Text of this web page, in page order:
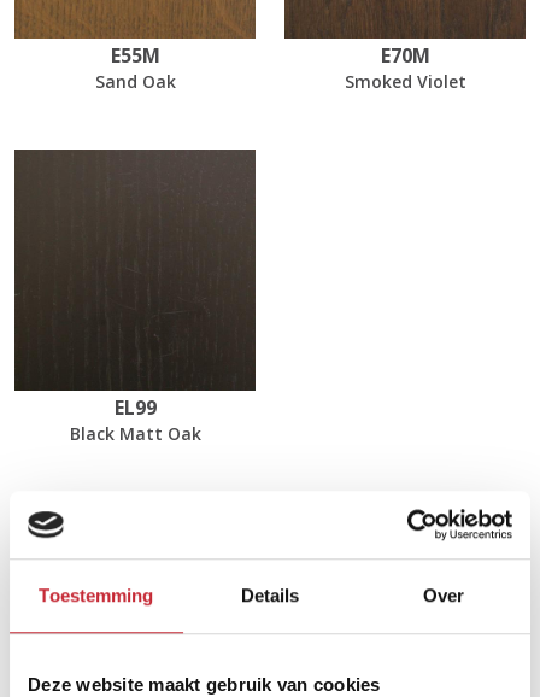
Toestemming Details Over
Deze website maakt gebruik van cookies
E55M
Sand Oak
E70M
Smoked Violet
EL99
Black Matt Oak
Afmetingen
80 x 80 x 35/40 cm